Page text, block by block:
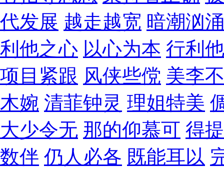
代发展 越走越宽 暗潮汹涌
利他之心 以心为本 行利
项目紧跟 风侠些傥 美李
木婉 清菲钟灵 理姐特美
大少令无 那的仰慕可 得
数伴 仍人必各 既能耳以